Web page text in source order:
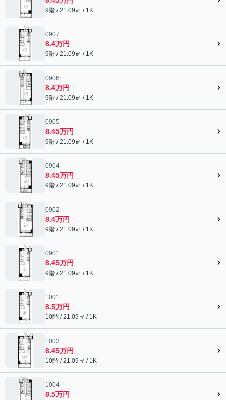
9階 / 21.09㎡ / 1K
0907
8.4万円
9階 / 21.09㎡ / 1K
0906
8.4万円
9階 / 21.09㎡ / 1K
0905
8.45万円
9階 / 21.09㎡ / 1K
0904
8.45万円
9階 / 21.09㎡ / 1K
0902
8.4万円
9階 / 21.09㎡ / 1K
0901
8.45万円
9階 / 21.09㎡ / 1K
1001
8.5万円
10階 / 21.09㎡ / 1K
1003
8.45万円
10階 / 21.09㎡ / 1K
1004
8.5万円